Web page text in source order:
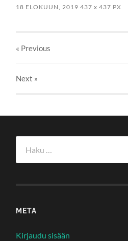
18 ELOKUUN, 2019 437x 437 PX
« Previous
Next »
META
Kirjaudu sisään